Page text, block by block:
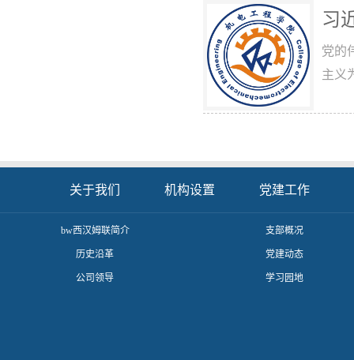
习
党的
主义
关于我们
​bw西汉姆联简介
历史沿革
公司领导
机构设置 党建工作
支部概况
党建动态
学习园地